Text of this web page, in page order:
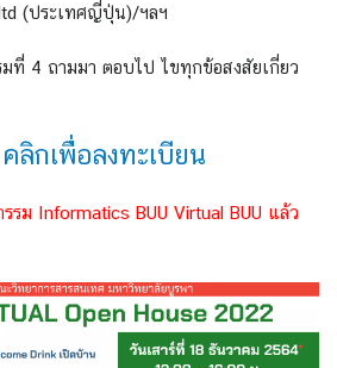
(ประเทศญี่ปุ่น)/ฯลฯ
มที่ 4 ถามมา ตอบไป ไขทุกข้อสงสัยเกี่ยว
คลิกเพื่อลงทะเบียน
รม Informatics BUU Virtual BUU แล้ว